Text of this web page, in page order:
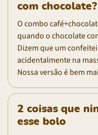
com chocolate?
O combo
quando o chocolate
Dizem que um
acidentalmente na
Nossa versão é bem
2 coisas que
esse bolo